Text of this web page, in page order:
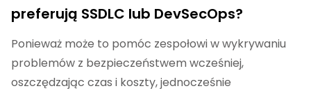
preferują SSDLC lub DevSecOps?
Ponieważ może to pomóc zespołowi w wykrywaniu
problemów z bezpieczeństwem wcześniej,
oszczędzając czas i koszty, jednocześnie